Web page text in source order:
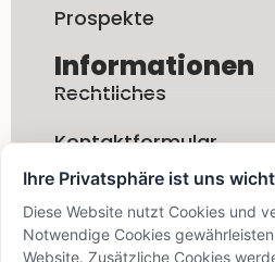
Prospekte
Informationen
Rechtliches
Kontaktformular
Social Media
Ihre Privatsphäre ist uns
Diese Website nutzt Cookies und
Notwendige Cookies
Website. Zusätzliche Cookies